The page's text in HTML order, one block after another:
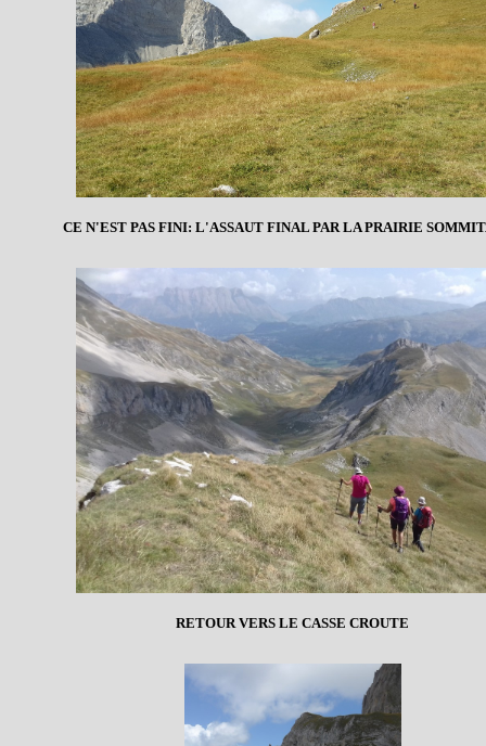
CE N'EST PAS FINI: L'ASSAUT FINAL PAR LA PRAIRIE
RETOUR VERS LE CASSE CROUTE